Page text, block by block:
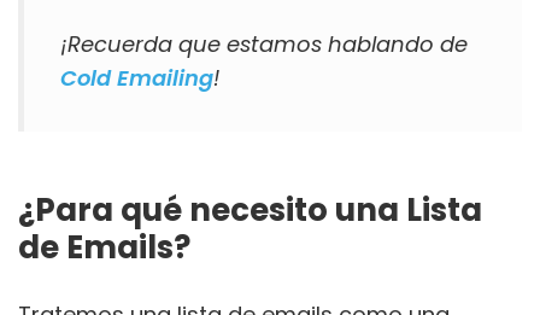
¡Recuerda que estamos hablando de
Cold Emailing!
¿Para qué necesito una Lista
de Emails?